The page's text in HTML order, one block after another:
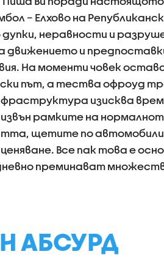
– Елхово на
неравности и
движението и
На моменти човек
път, а тества офроуд
изисква
извън рамките на
щетите по
Все пак това е
преминават
АБСУРД